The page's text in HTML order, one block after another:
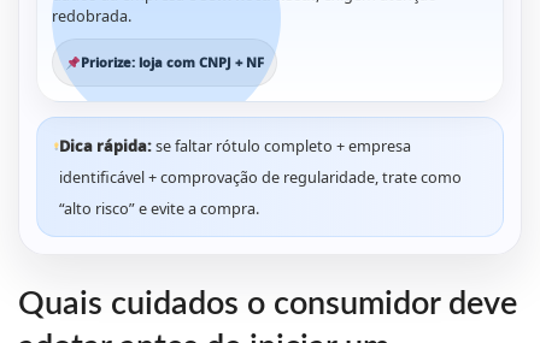
redobrada.
Priorize: loja com CNPJ + NF
Dica rápida:se faltar rótulo completo + empresa
identificável + comprovação de regularidade, trate como
“alto risco” e evite a compra.
Quais cuidados o consumidor deve